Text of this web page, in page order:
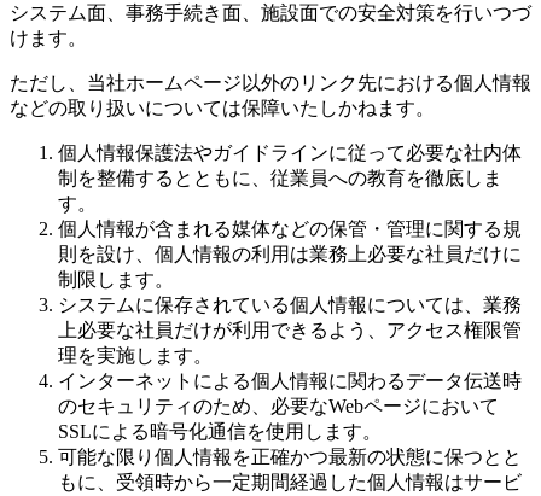
システム面、事務手続き面、施設面での安全対策を行いつづ
けます。
ただし、当社ホームページ以外のリンク先における個人情報
などの取り扱いについては保障いたしかねます。
個人情報保護法やガイドラインに従って必要な社内体
制を整備するとともに、従業員への教育を徹底しま
す。
個人情報が含まれる媒体などの保管・管理に関する規
則を設け、個人情報の利用は業務上必要な社員だけに
制限します。
システムに保存されている個人情報については、業務
上必要な社員だけが利用できるよう、アクセス権限管
理を実施します。
インターネットによる個人情報に関わるデータ伝送時
のセキュリティのため、必要なWebページにおいて
SSLによる暗号化通信を使用します。
可能な限り個人情報を正確かつ最新の状態に保つとと
もに、受領時から一定期間経過した個人情報はサービ